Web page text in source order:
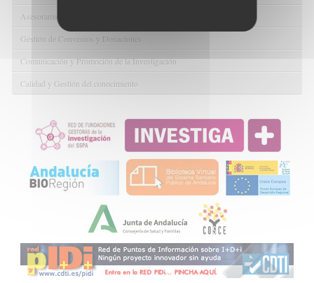
Asesoramiento y Gestión Económica-Administrativa
Gestión de Convenios y Donaciones
Comunicación y Promoción de la Investigación
Calidad y Gestión del conocimiento